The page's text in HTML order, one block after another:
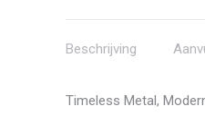
Beschrijving
Timeless Metal,